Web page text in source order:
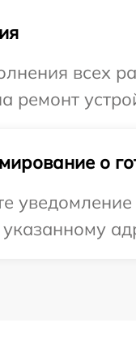
всех
ремонт
о